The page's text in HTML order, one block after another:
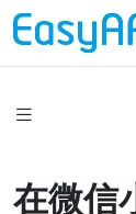
在微信